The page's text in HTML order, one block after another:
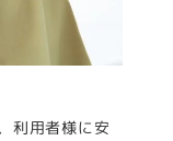
利用者様に安